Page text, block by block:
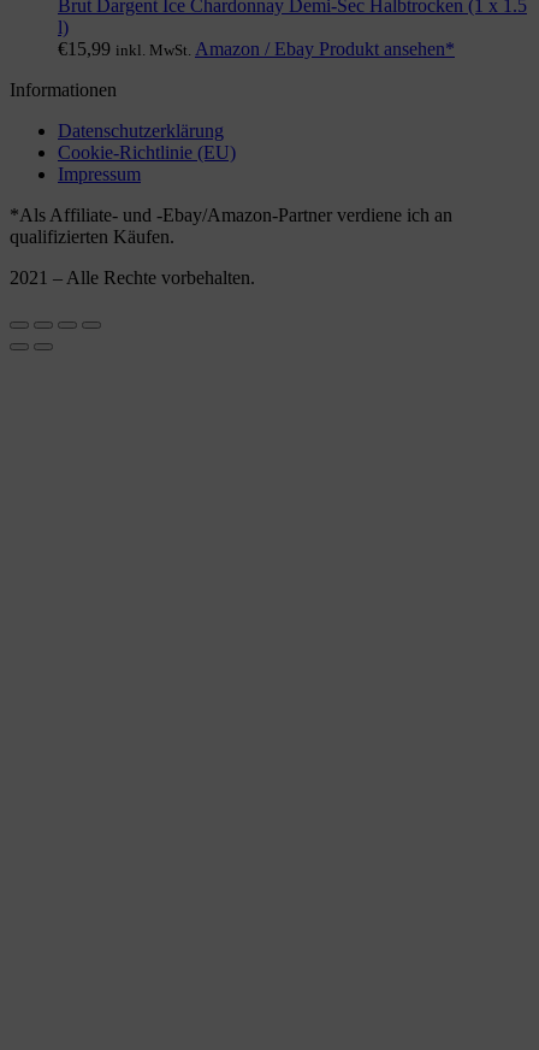
Brut Dargent Ice Chardonnay Demi-Sec Halbtrocken (1 x 1.5
l)
€15,99 inkl. MwSt. Amazon / Ebay Produkt ansehen*
Informationen
Datenschutzerklärung
Cookie-Richtlinie (EU)
Impressum
*Als Affiliate- und -Ebay/Amazon-Partner verdiene ich an
qualifizierten Käufen.
2021 – Alle Rechte vorbehalten.